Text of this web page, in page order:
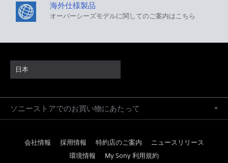
海外仕様製品
オーバーシーズモデルに関してのご案内はこちら
日本
ソニーストアでのお買い物にあたって
会社情報 採用情報 特約店のご案内
ニュースリリース
環境情報
My Sony 利用規約